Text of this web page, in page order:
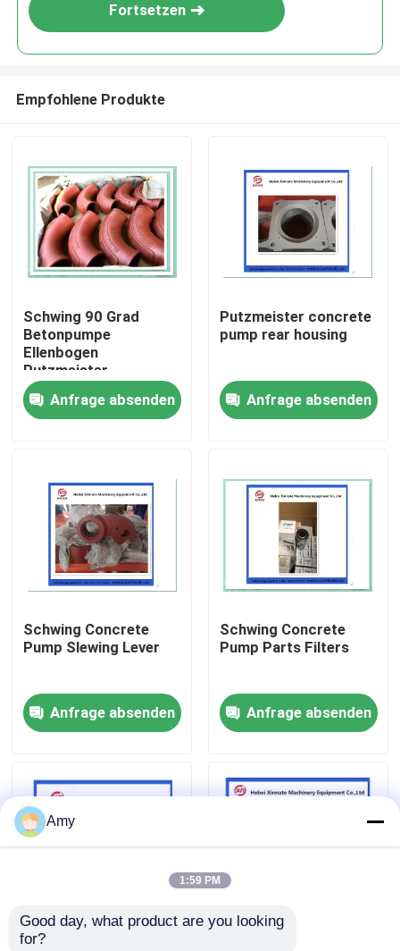
Produkte
Videos
Fabrik Tour
Qualitätskontrolle
Referenzen
Betonpumpe-Teile Putzmeister
Betonpumpe-Teile Schwing
Fortsetzen
Empfohlene Produkte
Schwing 90 Grad
Betonpumpe
Ellenbogen
Putzmeister
Zwillingswand
Ellenbogen 10010479
Anfrage absenden
Putzmeister concrete
pump rear housing
Anfrage absenden
Schwing Concrete
Pump Slewing Lever
Anfrage absenden
Schwing Concrete
Pump Parts Filters
Anfrage absenden
10073397 Schwing
Amy
1:59 PM
Good day, what product are you looking
for?